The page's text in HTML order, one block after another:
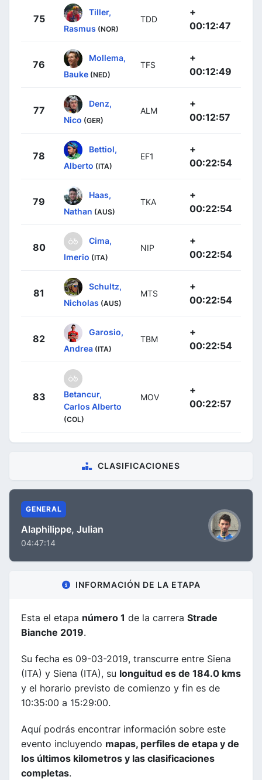
75
Tiller,
Rasmus (NOR)
TDD
+
00:12:47
76
Mollema,
Bauke (NED)
TFS
+
00:12:49
77
Denz,
Nico (GER)
ALM
+
00:12:57
78
Bettiol,
Alberto (ITA)
EF1
+
00:22:54
79
Haas,
Nathan (AUS)
TKA
+
00:22:54
80
Cima,
Imerio (ITA)
NIP
+
00:22:54
81
Schultz,
Nicholas (AUS)
MTS
+
00:22:54
82
Garosio,
Andrea (ITA)
TBM
+
00:22:54
83
Betancur,
Carlos Alberto
(COL)
MOV
+
00:22:57
CLASIFICACIONES
GENERAL
Alaphilippe, Julian
04:47:14
INFORMACIÓN DE LA ETAPA
Esta el etapa número 1 de la carrera Strade
Bianche 2019.
Su fecha es 09-03-2019, transcurre entre Siena
(ITA) y Siena (ITA), su longuitud es de 184.0 kms
y el horario previsto de comienzo y fin es de
10:35:00 a 15:29:00.
Aquí podrás encontrar información sobre este
evento incluyendo mapas, perfiles de etapa y de
los últimos kilometros y las clasificaciones
completas.